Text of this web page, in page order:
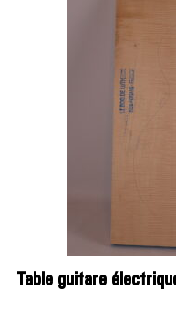
Table guitare